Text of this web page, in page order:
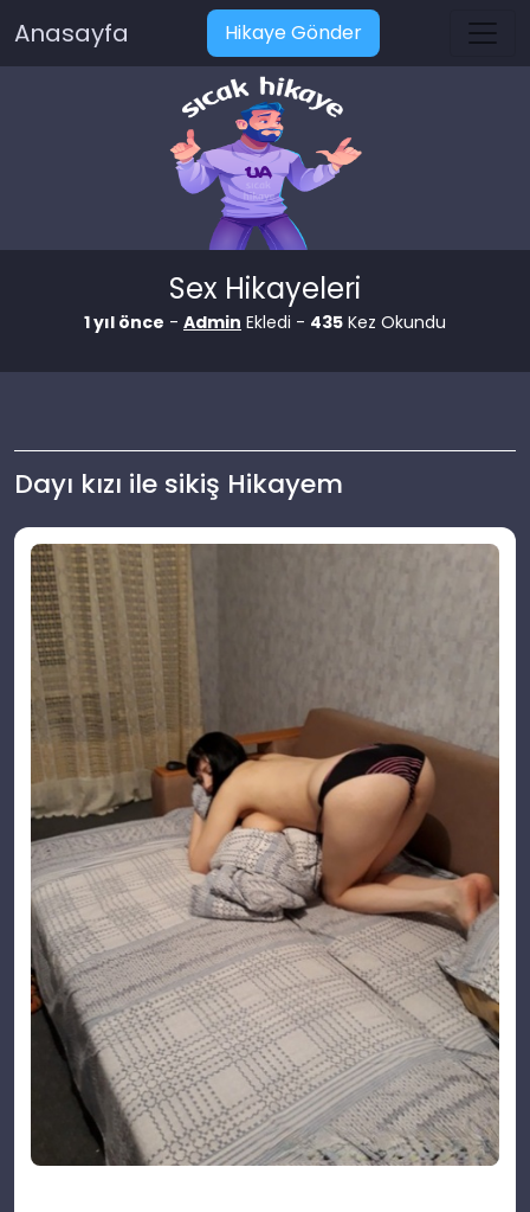
Anasayfa Hikaye Gönder
Sex Hikayeleri
1 yıl önce - Admin Ekledi - 435 Kez Okundu
Dayı kızı ile sikiş Hikayem